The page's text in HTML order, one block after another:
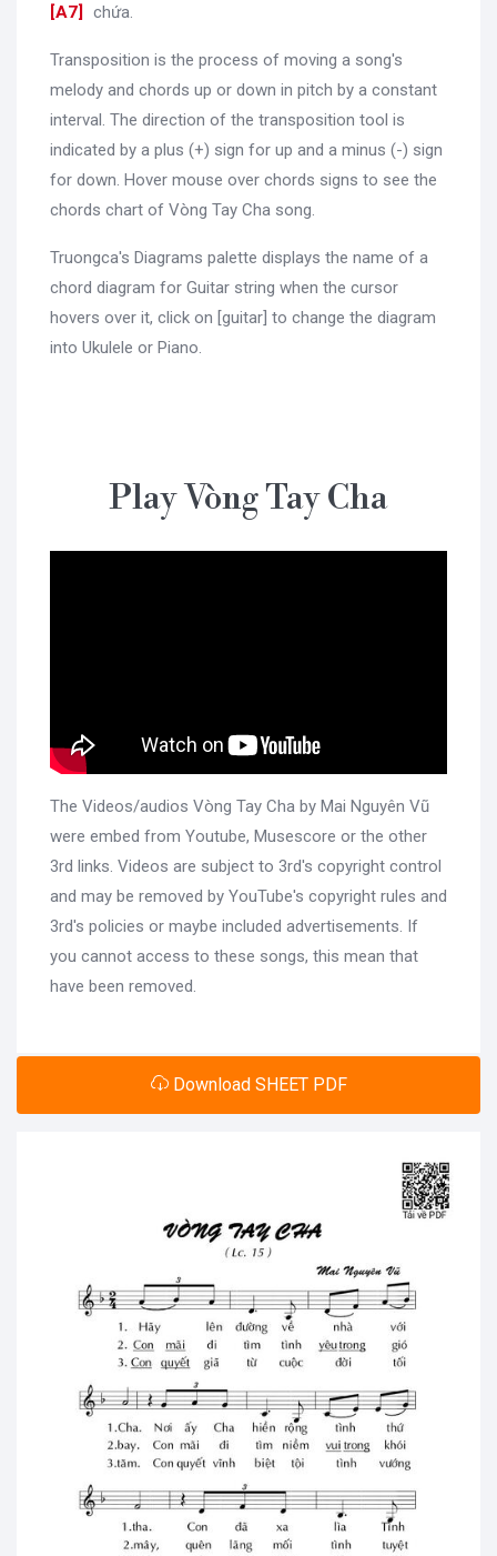
A7
chứa.
Transposition is the process of moving a song's
melody and chords up or down in pitch by a constant
interval. The direction of the transposition tool is
indicated by a plus (+) sign for up and a minus (-) sign
for down. Hover mouse over chords signs to see the
chords chart of Vòng Tay Cha song.
Truongca's Diagrams palette displays the name of a
chord diagram for Guitar string when the cursor
hovers over it, click on [guitar] to change the diagram
into Ukulele or Piano.
Play Vòng Tay Cha
The Videos/audios Vòng Tay Cha by Mai Nguyên Vũ
were embed from Youtube, Musescore or the other
3rd links. Videos are subject to 3rd's copyright control
and may be removed by YouTube's copyright rules and
3rd's policies or maybe included advertisements. If
you cannot access to these songs, this mean that
have been removed.
Download SHEET PDF